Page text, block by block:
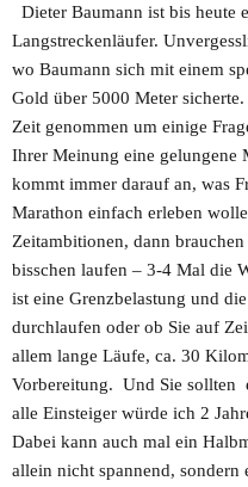
Dieter Baumann ist bis heute
Langstreckenläufer.
wo Baumann sich mit einem
Gold über 5000 Meter
Zeit genommen um einige
Ihrer Meinung eine gelungene
kommt immer darauf an, was
Marathon einfach erleben
Zeitambitionen, dann
bisschen laufen – 3-4 Mal die
ist eine Grenzbelastung und
durchlaufen oder ob Sie auf
allem lange Läufe, ca. 30
Vorbereitung. Und Sie sollten
alle Einsteiger würde ich 2
Dabei kann auch mal ein
allein nicht spannend, sondern